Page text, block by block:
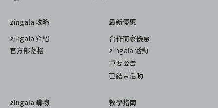
zingala 攻略
zingala 介紹
官方部落格
最新優惠
合作商家優惠
zingala 活動
重要公告
已結束活動
zingala 購物
教學指南